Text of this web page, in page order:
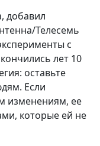
добавил
Телесемь
с
лет 10
оставьте
Если
изменениям, ее
которые ей не